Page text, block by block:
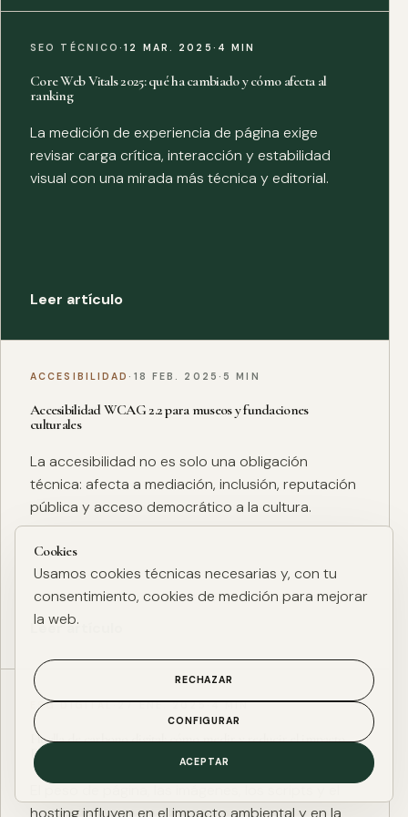
SEO TÉCNICO·12 MAR. 2025 · 4 MIN
Core Web Vitals 2025: qué ha cambiado y cómo afecta al
ranking
La medición de experiencia de página exige
revisar carga crítica, interacción y estabilidad
visual con una mirada más técnica y editorial.
Leer artículo
ACCESIBILIDAD · 18 FEB. 2025 · 5 MIN
Accesibilidad WCAG 2.2 para museos y fundaciones
culturales
La accesibilidad no es solo una obligación
técnica: afecta a mediación, inclusión, reputación
pública y acceso democrático a la cultura.
Leer artículo
ESG DIGITAL·27 ENE. 2025·4 MIN
Huella de carbono digital: cómo medir y reducir el impacto
ESG de una web
El peso de página, las imágenes, los scripts y el
hosting influyen en el impacto ambiental y en la
Cookies
Usamos cookies técnicas necesarias y, con tu
consentimiento, cookies de medición para mejorar
la web.
RECHAZAR
CONFIGURAR
ACEPTAR